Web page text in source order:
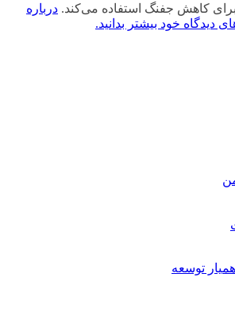
کاهش جفنگ استفاده می‌کند. درباره
دیدگاه خود بیشتر بدانید.
همیار توسعه